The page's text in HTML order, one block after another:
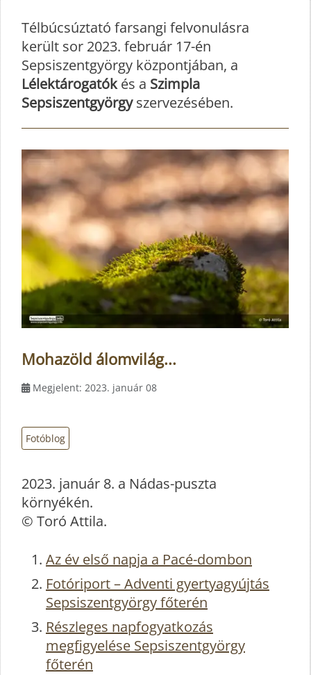
Télbúcsúztató farsangi felvonulásra
került sor 2023. február 17-én
Sepsiszentgyörgy központjában, a
Lélektárogatókés a Szimpla
Sepsiszentgyörgyszervezésében.
Mohazöld álomvilág...
Megjelent: 2023. január 08
Fotóblog
2023. január 8. a Nádas-puszta
környékén.
© Toró Attila.
Az év első napja a Pacé-dombon
Fotóriport – Adventi gyertyagyújtás
Sepsiszentgyörgy főterén
Részleges napfogyatkozás
megfigyelése Sepsiszentgyörgy
főterén